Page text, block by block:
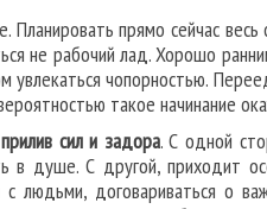
прямо сейчас
не рабочий лад. Хорошо
чопорностью.
такое начинание
прилив сил и задора. С одной
в душе. С другой, приходит
людьми, договариваться о